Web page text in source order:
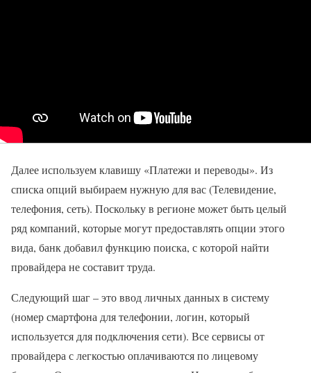
Далее используем клавишу «Платежи и переводы». Из
списка опций выбираем нужную для вас (Телевидение,
телефония, сеть). Поскольку в регионе может быть целый
ряд компаний, которые могут предоставлять опции этого
вида, банк добавил функцию поиска, с которой найти
провайдера не составит труда.
Следующий шаг – это ввод личных данных в систему
(номер смартфона для телефонии, логин, который
используется для подключения сети). Все сервисы от
провайдера с легкостью оплачиваются по лицевому